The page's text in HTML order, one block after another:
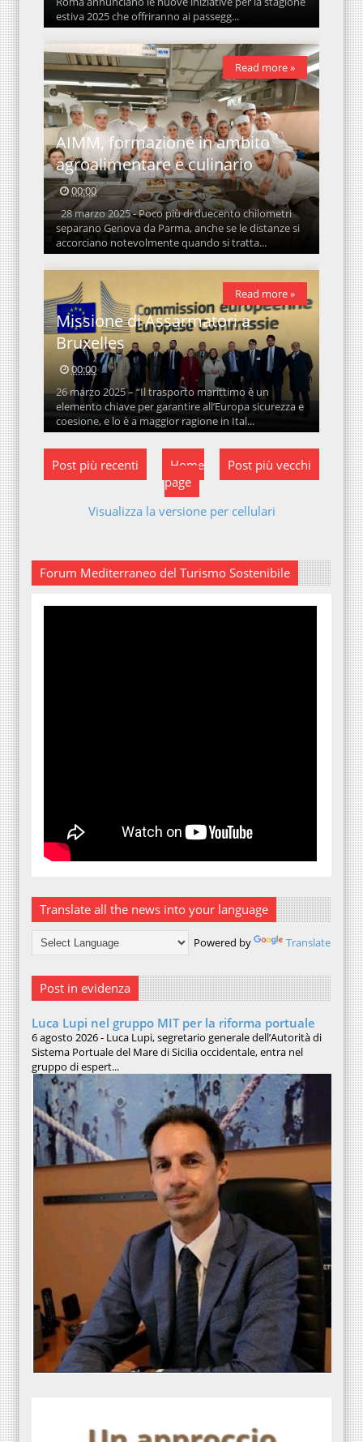
estiva 2025 che offriranno ai passegg...
AIMM, formazione in ambito
agroalimentare e culinario
00:00
28 marzo 2025 - Poco più di duecento chilometri
separano Genova da Parma, anche se le distanze si
accorciano notevolmente quando si tratta...
Read more »
Missione di Assarmatori a
Bruxelles
00:00
26 marzo 2025 – “Il trasporto marittimo è un
elemento chiave per garantire all’Europa sicurezza e
coesione, e lo è a maggior ragione in Ital...
Read more »
Post più recenti Post più vecchi
Home
page
Visualizza la versione per cellulari
Forum Mediterraneo del Turismo Sostenibile
Translate all the news into your language
Powered by Translate
Post in evidenza
Luca Lupi nel gruppo MIT per la riforma portuale
6 agosto 2026 - Luca Lupi, segretario generale dell’Autorità di
Sistema Portuale del Mare di Sicilia occidentale, entra nel
gruppo di espert...